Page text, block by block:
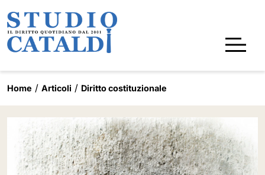
Home Articoli Diritto costituzionale